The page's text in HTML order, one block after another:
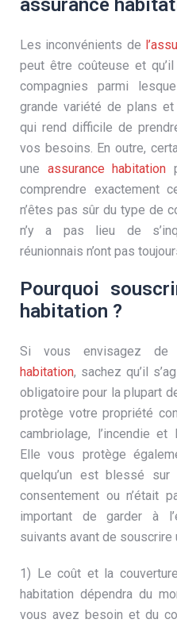
assurance
Les inconvénients de
peut être coûteuse et
compagnies parmi
grande variété de plans et
qui rend difficile de
vos besoins. En outre,
une assurance habitation
comprendre exactement
n’êtes pas sûr du type de
n’y a pas lieu de
réunionnais n’ont pas
Pourquoi
habitation ?
Si vous envisagez de
habitation, sachez qu’il
obligatoire pour la plupart
protège votre propriété
cambriolage, l’incendie
Elle vous protège
quelqu’un est blessé
consentement ou n’était
important de garder à
suivants avant de souscrire
1) Le coût et la
habitation dépendra du
vous avez besoin et du